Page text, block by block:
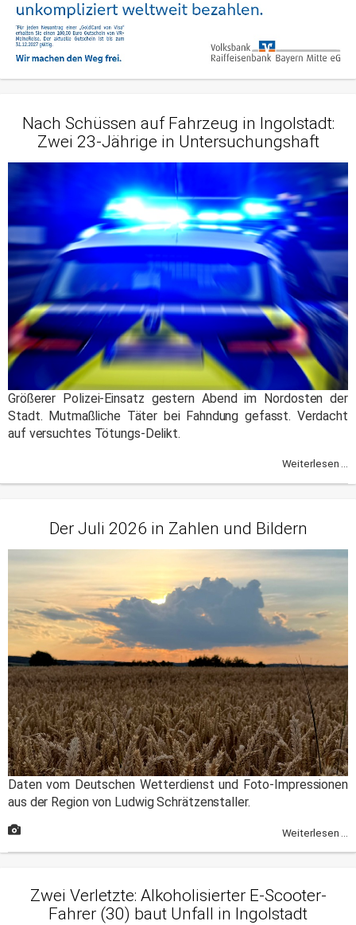
Nach Schüssen auf Fahrzeug in Ingolstadt:
Zwei 23-Jährige in Untersuchungshaft
Größerer Polizei-Einsatz gestern Abend im Nordosten der
Stadt. Mutmaßliche Täter bei Fahndung gefasst. Verdacht
auf versuchtes Tötungs-Delikt.
Weiterlesen ...
Der Juli 2026 in Zahlen und Bildern
Daten vom Deutschen Wetterdienst und Foto-Impressionen
aus der Region von Ludwig Schrätzenstaller.
Weiterlesen ...
Zwei Verletzte: Alkoholisierter E-Scooter-
Fahrer (30) baut Unfall in Ingolstadt